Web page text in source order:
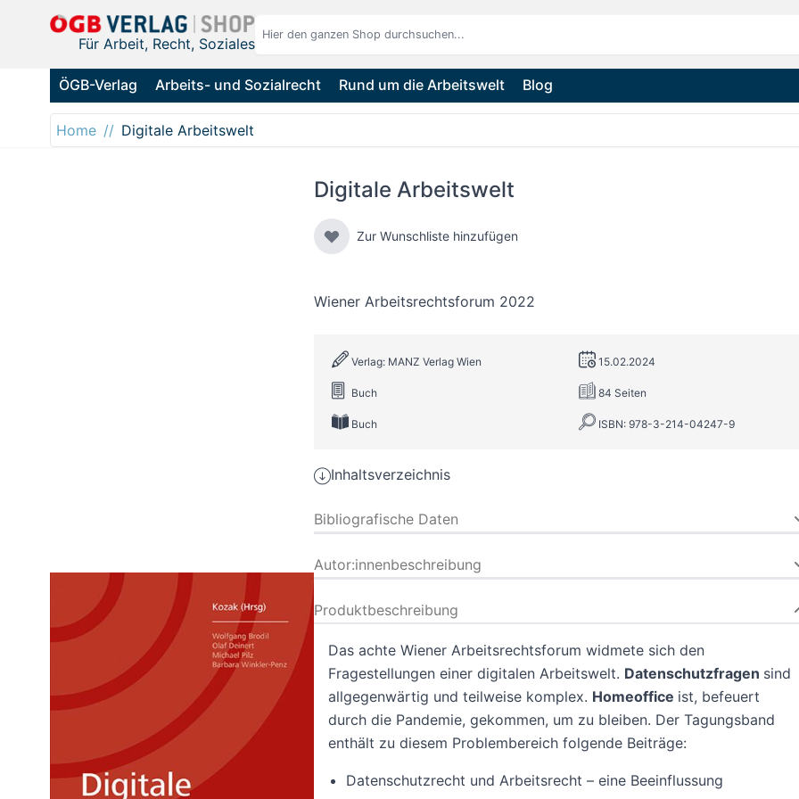
Direkt zum Inhalt
Für Arbeit, Recht, Soziales
ÖGB-Verlag Arbeits- und Sozialrecht Rund um die Arbeitswelt Blog
Home Digitale Arbeitswelt
Digitale Arbeitswelt
Zur Wunschliste hinzufügen
Wiener Arbeitsrechtsforum 2022
Verlag: MANZ Verlag Wien 15.02.2024
Buch 84 Seiten
Buch ISBN: 978-3-214-04247-9
Inhaltsverzeichnis
Bibliografische Daten
Autor:innenbeschreibung
Produktbeschreibung
Das achte Wiener Arbeitsrechtsforum widmete sich den
Fragestellungen einer digitalen Arbeitswelt. Datenschutzfragen sind
allgegenwärtig und teilweise komplex. Homeoffice ist, befeuert
durch die Pandemie, gekommen, um zu bleiben. Der Tagungsband
enthält zu diesem Problembereich folgende Beiträge:
Datenschutzrecht und Arbeitsrecht – eine Beeinflussung